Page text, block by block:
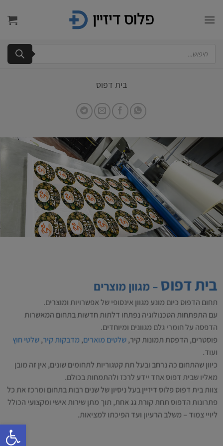
פתח
search
בית דפוס
בית דפוס– מגוון מוצרים
תחום הדפוס כיום מונע מגוון אינסופי של אפשרויות ומוצרים.
עם התפתחות הטכנולוגיה נפתחו דלתות חדשות בתחום המאשרות
הדפסה על חומרי גלם מגוונים ומיוחדים.
פוסטרים, הדפסת תמונות קיר,שלטים מוארים, מדבקות קיר,שלטי חוץ
ועוד.
כיוון שהתחום כה נרחב ובעל תת קטגוריות לתחומים שונים, אין זה מובן
מאליו שבית דפוס אחד יידע לרכז ולהתמחות בכולם.
צוות בית דפוס פלוס דיזיין בעל ניסיון של שנים רבות בתחום ומרכז את כל
פתרונות הדפוס תחת קורת גג אחת, תוך מתן שירות אישי ומקצועי הכולל
ליויי צמוד – משלב הרעיון ועד הפיכתו למציאות.